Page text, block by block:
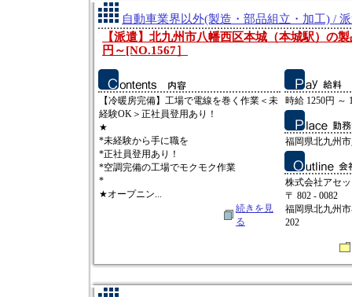
自動車業界以外(製造・部品組立・加工) /
【派遣】北九州市八幡西区本城（本城駅）の
円～[NO.1567］
【冷暖房完備】工場で電線を巻く作業＜未
経験OK＞正社員登用あり！
★
*未経験から手に職を
*正社員登用あり！
*空調完備の工場でモクモク作業
*
★オープニン...
続きを見
る
時給 1250円 ～
福岡県北九州
株式会社アセ
〒 802 - 0082
福岡県北九州
202